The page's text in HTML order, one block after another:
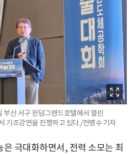
산 서구 윈덤그랜드호텔에서 열린
기조강연을 진행하고 있다./전병수 기자
극대화하면서, 전력 소모는 최